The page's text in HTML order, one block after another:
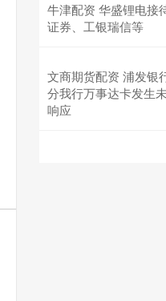
牛津配资 华盛锂电接
证券、工银瑞信等
文商期货配资 浦发银
分我行万事达卡发生
响应